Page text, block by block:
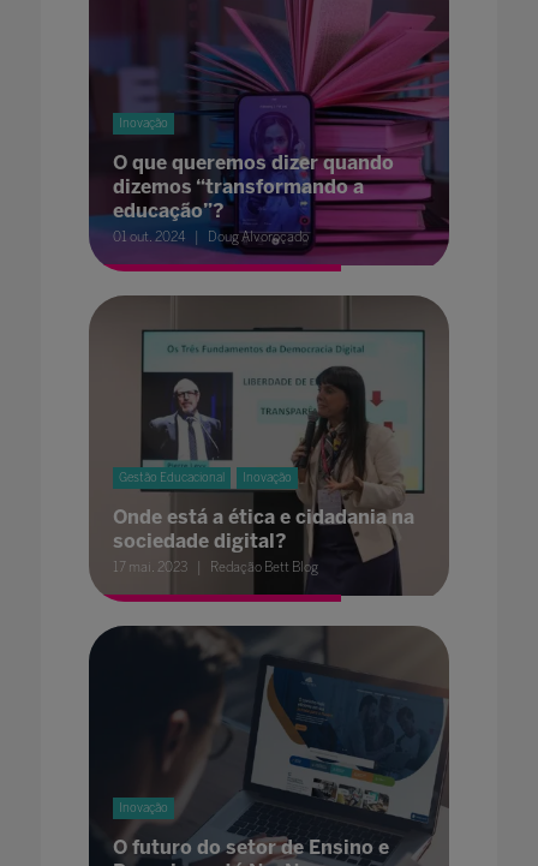
Inovação
O que queremos dizer quando
dizemos “transformando a
educação”?
01 out. 2024 Doug Alvoroçado
Gestão Educacional Inovação
Onde está a ética e cidadania na
sociedade digital?
17 mai. 2023 Redação Bett Blog
Inovação
O futuro do setor de Ensino e